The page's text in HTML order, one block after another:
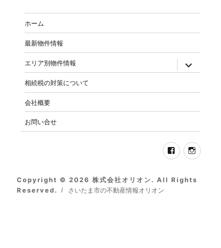
ホーム
最新物件情報
エリア別物件情報 expand
child
相続税の対策について
会社概要
お問い合せ
Facebook
Copyright © 2026 株式会社オリオン. All Rights
Reserved.
さいたま市の不動産情報オリオン